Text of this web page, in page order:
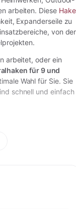
arbeiten. Diese
Expanderseile zu
von der
arbeitet, oder ein
für 9 und
Wahl für Sie. Sie
schnell und einfach